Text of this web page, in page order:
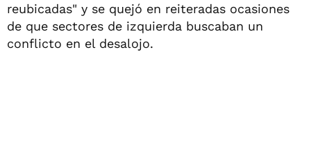
reubicadas" y se quejó en reiteradas ocasiones
de que sectores de izquierda buscaban un
conflicto en el desalojo.